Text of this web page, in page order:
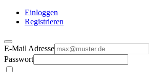
Einloggen
Registrieren
E-Mail Adresse
Passwort